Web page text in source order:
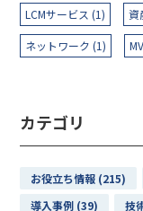
LCMサービス (1) 資
ネットワーク (1)
カテゴリ
お役立ち情報 (215)
導入事例 (39)
技